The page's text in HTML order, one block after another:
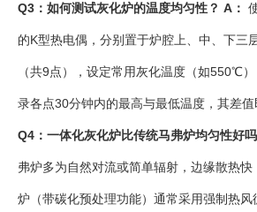
Q3：如何测试灰化炉的温度均匀性？ A：
的K型热电偶，分别置于炉腔上、中、下三
（共9点），设定常用灰化温度（如550℃
录各点30分钟内的最高与最低温度，其差值
Q4：一体化灰化炉比传统马弗炉均匀性好吗
弗炉多为自然对流或简单辐射，边缘散热
炉（带碳化预处理功能）通常采用强制热